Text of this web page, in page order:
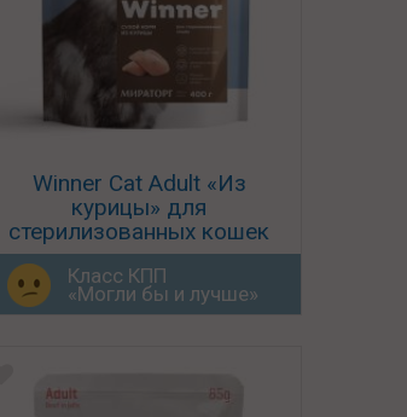
Winner Cat Adult «Из
курицы» для
стерилизованных кошек
Класс КПП
«Могли бы и лучше»